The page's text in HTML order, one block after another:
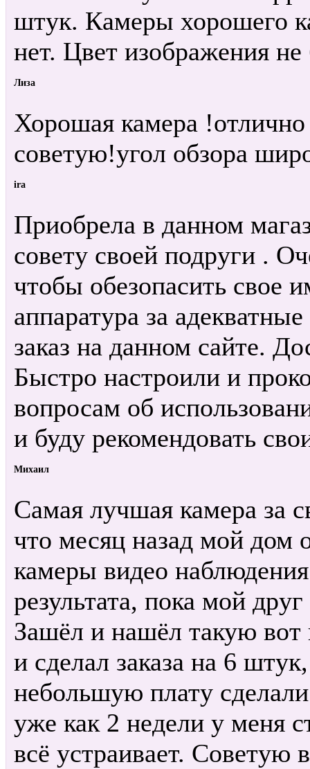
штук. Камеры хорошего
нет. Цвет изображения
Лиза
Хорошая камера
советую!угол обзора
ira
Приобрела в данном
совету своей подруги .
чтобы обезопасить свое
аппаратура за
заказ на данном сайте.
Быстро настроили и
вопросам об
и буду рекомендовать
Михаил
Самая лучшая камера за
что месяц назад мой дом
камеры видео
результата, пока мой
Зашёл и нашёл такую вот
и сделал заказа на 6
небольшую плату
уже как 2 недели у меня
всё устраивает. Советую